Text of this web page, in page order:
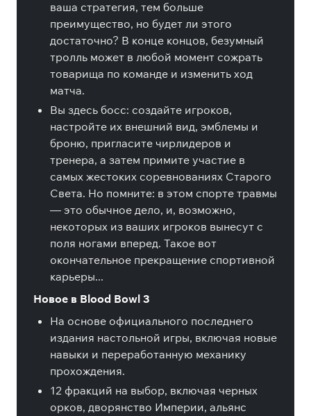
ваша стратегия, тем больше
преимущество, но будет ли этого
достаточно? В конце концов, безумный
тролль может в любой момент сожрать
товарища по команде и изменить ход
матча.
Вы здесь босс: создайте игроков,
настройте их внешний вид, эмблемы и
броню, пригласите чирлидеров и
тренера, а затем примите участие в
самых жестоких соревнованиях Старого
Света. Но помните: в этом спорте травмы
— это обычное дело, и, возможно,
некоторых из ваших игроков вынесут с
поля ногами вперед. Такое вот
окончательное прекращение спортивной
карьеры...
Новое в Blood Bowl 3
На основе официального последнего
издания настольной игры, включая новые
навыки и переработанную механику
прохождения.
12 фракций на выбор, включая черных
орков, дворянство Империи, альянс